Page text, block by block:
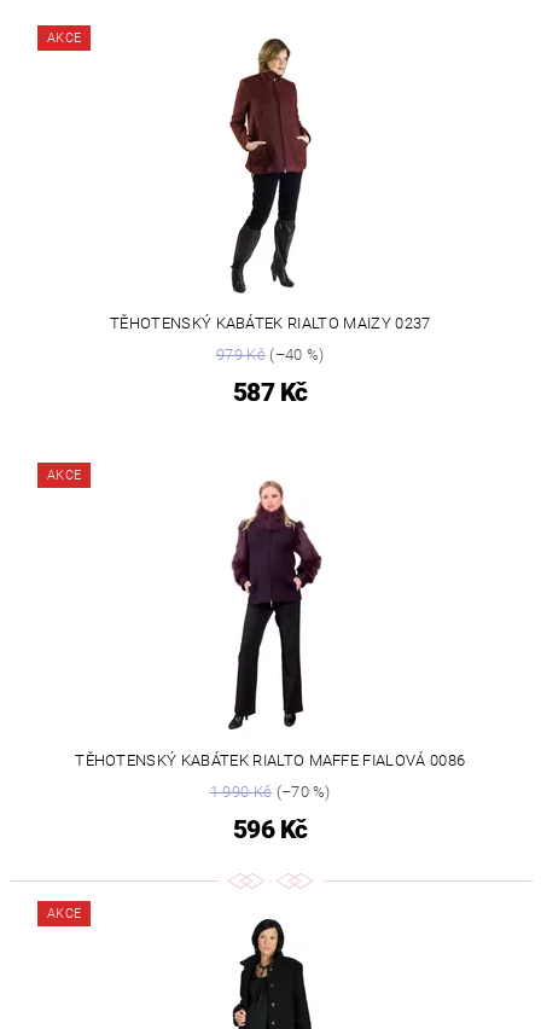
AKCE
TĚHOTENSKÝ KABÁTEK RIALTO MAIZY 0237
979 Kč(–40 %)
587 Kč
AKCE
TĚHOTENSKÝ KABÁTEK RIALTO MAFFE FIALOVÁ 0086
1 990 Kč(–70 %)
596 Kč
AKCE